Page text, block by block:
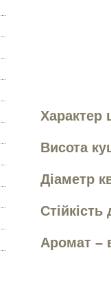
Характер
Висота
Діаметр
Аромат –